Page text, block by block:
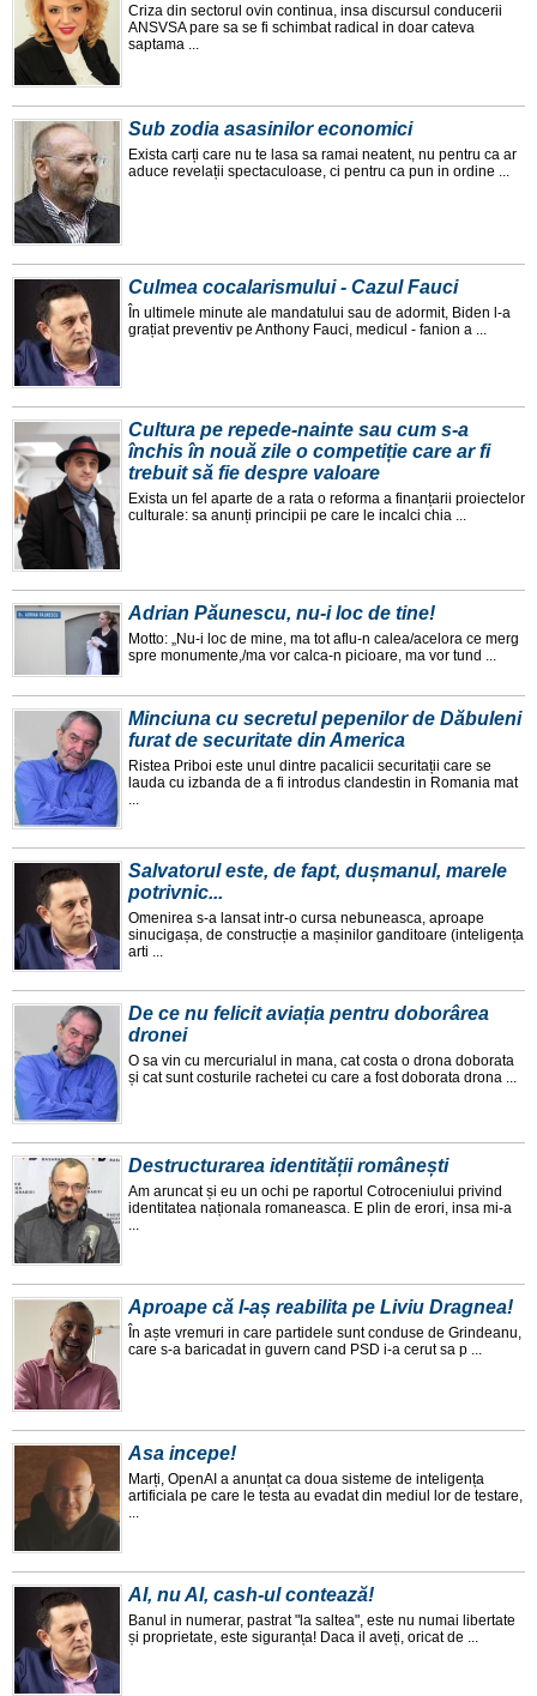
Criza din sectorul ovin continua, insa discursul conducerii
ANSVSA pare sa se fi schimbat radical in doar cateva
saptama ...
Sub zodia asasinilor economici
Exista carți care nu te lasa sa ramai neatent, nu pentru ca ar
aduce revelații spectaculoase, ci pentru ca pun in ordine ...
Culmea cocalarismului - Cazul Fauci
În ultimele minute ale mandatului sau de adormit, Biden l-a
grațiat preventiv pe Anthony Fauci, medicul - fanion a ...
Cultura pe repede-nainte sau cum s-a
închis în nouă zile o competiție care ar fi
trebuit să fie despre valoare
Exista un fel aparte de a rata o reforma a finanțarii proiectelor
culturale: sa anunți principii pe care le incalci chia ...
Adrian Păunescu, nu-i loc de tine!
Motto: „Nu-i loc de mine, ma tot aflu-n calea/acelora ce merg
spre monumente,/ma vor calca-n picioare, ma vor tund ...
Minciuna cu secretul pepenilor de Dăbuleni
furat de securitate din America
Ristea Priboi este unul dintre pacalicii securitații care se
lauda cu izbanda de a fi introdus clandestin in Romania mat
...
Salvatorul este, de fapt, dușmanul, marele
potrivnic...
Omenirea s-a lansat intr-o cursa nebuneasca, aproape
sinucigașa, de construcție a mașinilor ganditoare (inteligența
arti ...
De ce nu felicit aviația pentru doborârea
dronei
O sa vin cu mercurialul in mana, cat costa o drona doborata
și cat sunt costurile rachetei cu care a fost doborata drona ...
Destructurarea identității românești
Am aruncat și eu un ochi pe raportul Cotroceniului privind
identitatea naționala romaneasca. E plin de erori, insa mi-a
...
Aproape că l-aș reabilita pe Liviu Dragnea!
În aște vremuri in care partidele sunt conduse de Grindeanu,
care s-a baricadat in guvern cand PSD i-a cerut sa p ...
Asa incepe!
Marți, OpenAI a anunțat ca doua sisteme de inteligența
artificiala pe care le testa au evadat din mediul lor de testare,
...
AI, nu AI, cash-ul contează!
Banul in numerar, pastrat "la saltea", este nu numai libertate
și proprietate, este siguranța! Daca il aveți, oricat de ...